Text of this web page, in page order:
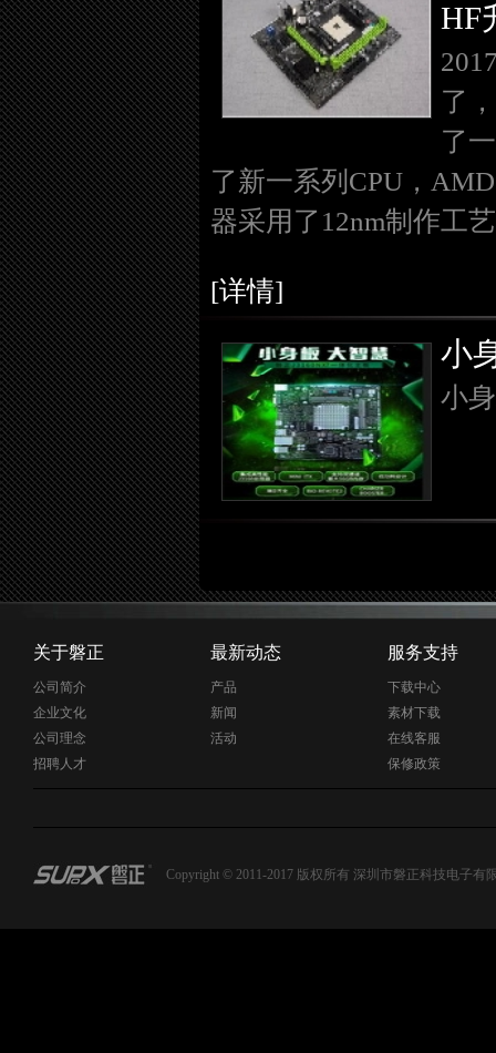
HF
了
了
了新一系列CPU，
器采用了12nm制作工
[详情]
小
小
关于磐正
公司简介
企业文化
公司理念
招聘人才
最新动态
产品
新闻
活动
服务支持
下载中心
素材下载
在线客服
保修政策
Copyright © 2011-2017 版权所有 深圳市磐正科技电子有